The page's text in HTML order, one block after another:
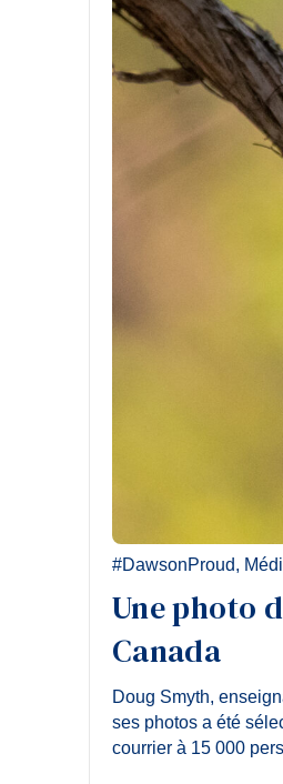
#DawsonProud,
Une photo
Canada
Doug Smyth,
ses photos a été
courrier à 15 000